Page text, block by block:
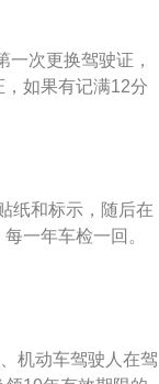
记是否与车况相
次更换驾驶证，
如果有记满12分
之后再次换证，
前需要将驾驶证
下材料：1、居
动车驾驶证原
体检合格证明材
须知填写。
纸和标示，随后在
一年车检一回。
车能够6年免年
范畴；3、车辆行
通客车、微型越
自出厂的时候
机动车驾驶人在驾